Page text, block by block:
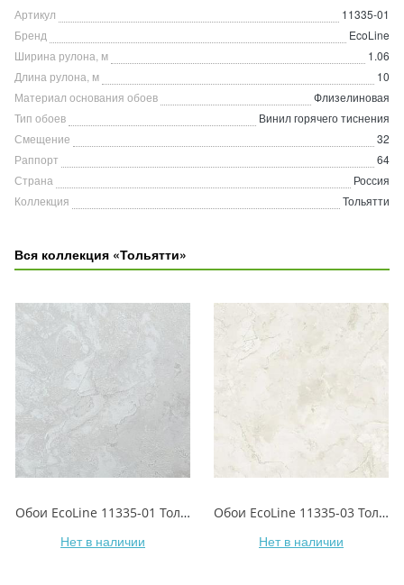
Артикул
11335-01
Бренд
EcoLine
Ширина рулона, м
1.06
Длина рулона, м
10
Материал основания обоев
Флизелиновая
Тип обоев
Винил горячего тиснения
Смещение
32
Раппорт
64
Страна
Россия
Коллекция
Тольятти
Вся коллекция «Тольятти»
Обои EcoLine 11335-01 Тольятти
Нет в наличии
Обои EcoLine 11335-03 Тольятти
Нет в наличии